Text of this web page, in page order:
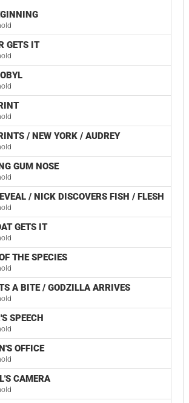
GETS IT
/ NEW YORK / AUDREY
GUM NOSE
/ NICK DISCOVERS FISH / FLESH
GETS IT
THE SPECIES
A BITE / GODZILLA ARRIVES
SPEECH
OFFICE
CAMERA